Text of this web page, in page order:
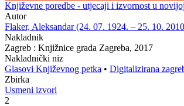
Književne poredbe - utjecaji i izvornost u
Autor
Flaker, Aleksandar (24. 07. 1924. – 25. 10.
Nakladnik
Zagreb : Knjižnice grada Zagreba, 2017
Nakladnički niz
Glasovi Književnog petka • Digitalizirana
Zbirka
Usmeni izvori
2